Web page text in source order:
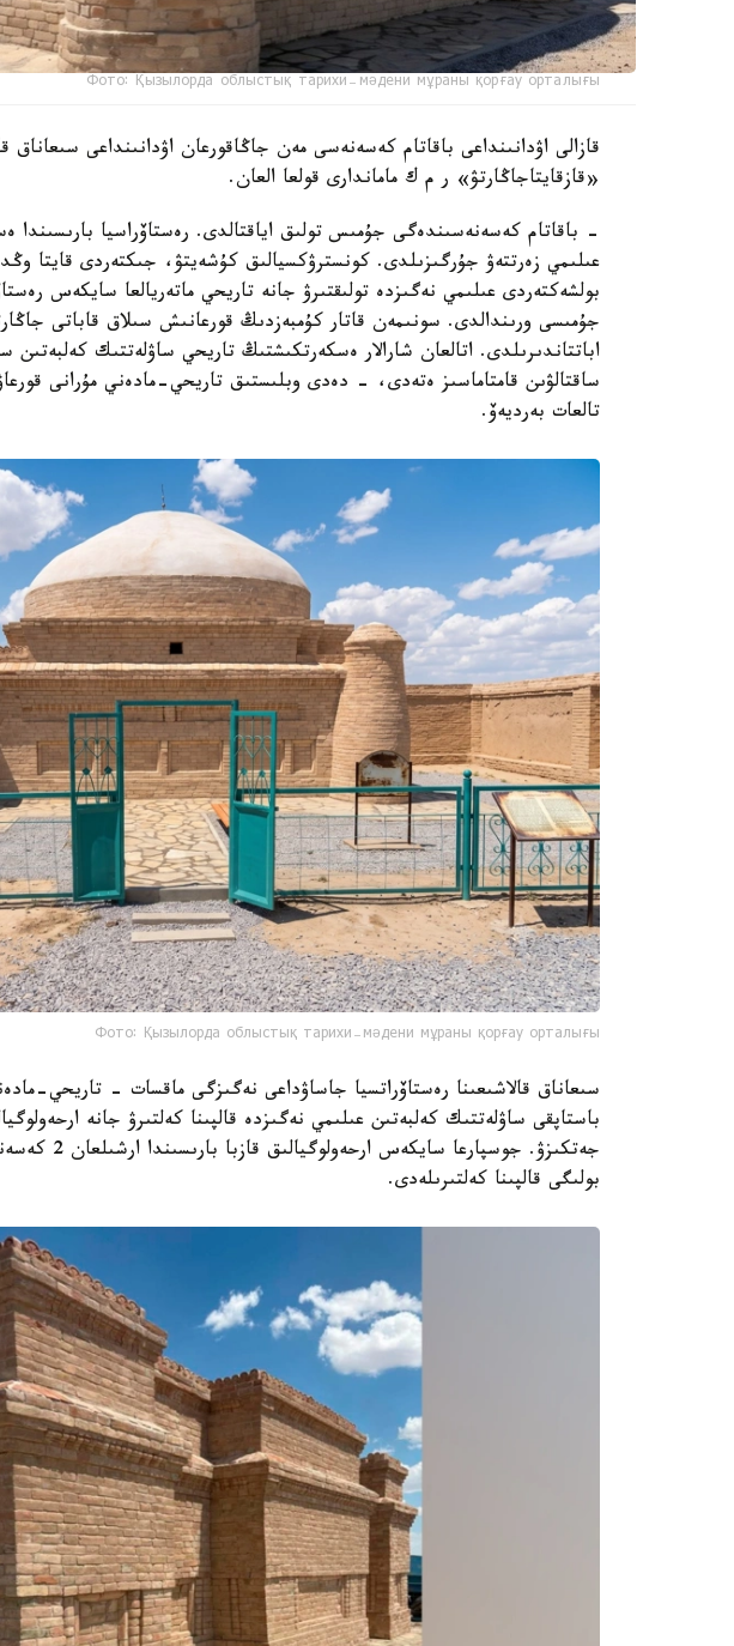
Фото: Қызылорда облыстық тарихи-мәдени мұраны қорғау орталығы
قازالى اۋدانىنداعى باقاتام كەسەنەسى مەن جاڭاقورعان اۋدانىنداعى سىعاناق
«قازقايتاجاڭارتۋ» ر م ك ماماندارى قولعا العان.
- باقاتام كەسەنەسىندەگى جۇمىس تولىق اياقتالدى. رەستاۆراسيا بارىسىندا
عىلىمي زەرتتەۋ جۇرگىزىلدى. كونسترۋكسيالىق كۇشەيتۋ، جىكتەردى قايتا
بولشەكتەردى عىلىمي نەگىزدە تولىقتىرۋ جانە تاريحي ماتەريالعا سايكەس
جۇمىسى ورىندالدى. سونىمەن قاتار كۇمبەزدىڭ قورعانىش سىلاق قاباتى
اباتتاندىرىلدى. اتالعان شارالار ەسكەرتكىشتىڭ تاريحي ساۋلەتتىك
ساقتالۋىن قامتاماسىز ەتەدى، - دەدى وبلىستىق تاريحي-مادەني مۇرانى
تالعات بەرديەۆ.
Фото: Қызылорда облыстық тарихи-мәдени мұраны қорғау орталығы
سىعاناق قالاشىعىنا رەستاۆراتسيا جاساۋداعى نەگىزگى ماقسات - تاريحي-
باستاپقى ساۋلەتتىك كەلبەتىن عىلىمي نەگىزدە قالپىنا كەلتىرۋ جانە
جەتكىزۋ.
بولىگى قالپىنا كەلتىرىلەدى.